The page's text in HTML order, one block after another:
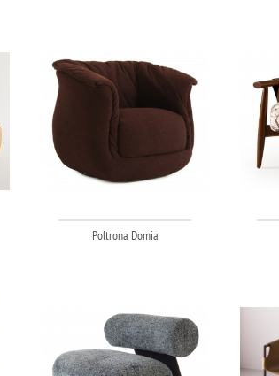
Poltrona Domia